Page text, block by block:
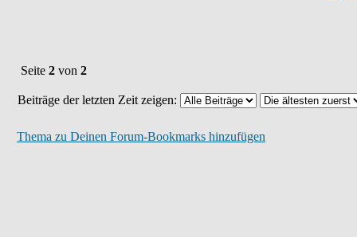
Seite 2 von 2
Beiträge der letzten Zeit zeigen:
Thema zu Deinen Forum-Bookmarks hinzufügen